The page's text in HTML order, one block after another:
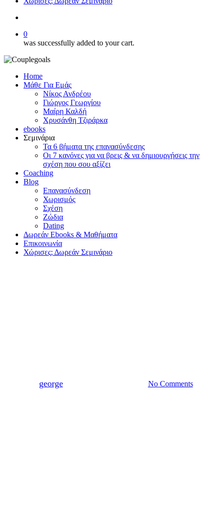
0
was successfully added to your cart.
Home
Μάθε Για Εμάς
Νίκος Ανδρέου
Γιώργος Γεωργίου
Μαίρη Καλδή
Χρυσάνθη Τζιράρκα
ebooks
Σεμινάρια
Τα 6 βήματα της επανασύνδεσης
Οι 7 κανόνες για να βρεις & να δημιουργήσεις την
σχέση που σου αξίζει
Coaching
Blog
Επανασύνδεση
Χωρισμός
Σχέση
Ζώδια
Dating
Δωρεάν Ebooks & Μαθήματα
Επικοινωνία
Χώρισες; Δωρεάν Σεμινάριο
george10/02/2026 No Comments